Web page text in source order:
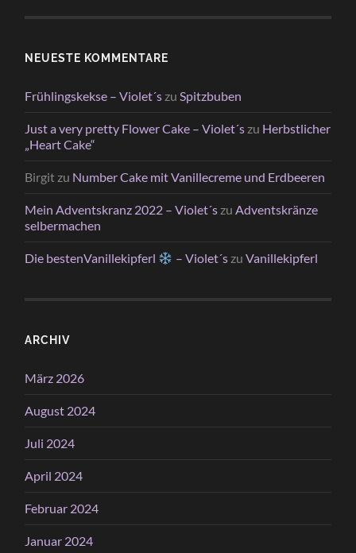
NEUESTE KOMMENTARE
Frühlingskekse – Violet´s zuSpitzbuben
Just a very pretty Flower Cake – Violet´s zu Herbstlicher
„Heart Cake“
Birgit zu Number Cake mit Vanillecreme und Erdbeeren
Mein Adventskranz 2022 – Violet´s zuAdventskränze
selbermachen
Die bestenVanillekipferl – Violet´szu Vanillekipferl
ARCHIV
März 2026
August 2024
Juli 2024
April 2024
Februar 2024
Januar 2024